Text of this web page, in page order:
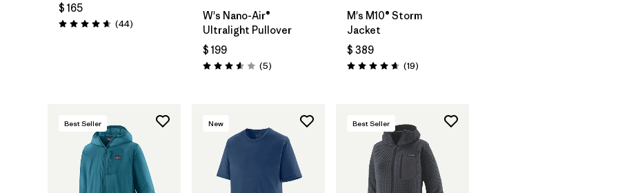
$ 165
Valoración: 4.7 / 5
(44Comentarios
)
W's Nano-Air®
Ultralight Pullover
$ 199
Valoración: 3.6 / 5
(5Comentarios
)
M's M10® Storm
Jacket
$ 389
Valoración: 4.7 / 5
(19Comentarios
)
Best Seller New Best Seller